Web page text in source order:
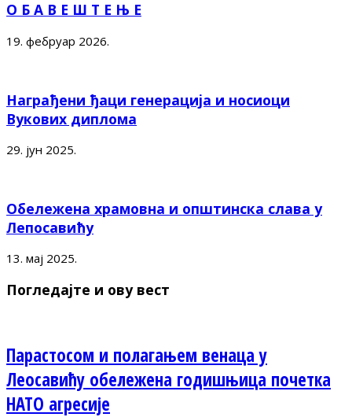
О Б А В Е Ш Т Е Њ Е
19. фебруар 2026.
Награђени ђаци генерација и носиоци
Вукових диплома
29. јун 2025.
Обележена храмовна и општинска слава у
Лепосавићу
13. мај 2025.
Погледајте и ову вест
Парастосом и полагањем венаца у
Леосавићу обележена годишњица почетка
НАТО агресије